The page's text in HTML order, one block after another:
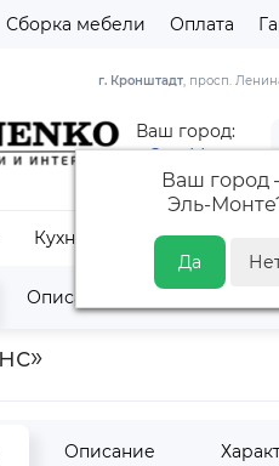
Сборка мебели Оплата
Ваш город:
Эль-Монте
Ваш город
Эль-Монте
г. Кронштадт, просп.
Кухни Кровати и
Описание
Прованс Раус Кухня
Описание